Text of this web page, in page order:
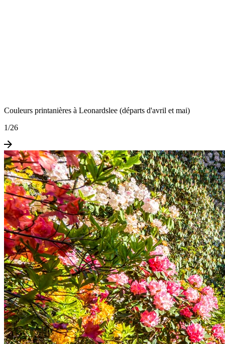
Couleurs printanières à Leonardslee (départs d'avril et mai)
1/26